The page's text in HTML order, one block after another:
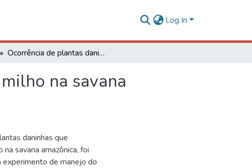
Log In
Ocorrência de plantas daninhas após cultivo de milho na savana amazônica
na savana
daninhas que
savana amazônica, foi
de manejo do